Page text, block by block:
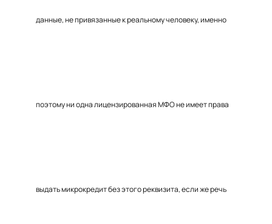
данные, не привязанные к реальному человеку, именно
поэтому ни одна лицензированная МФО не имеет права
выдать микрокредит без этого реквизита, если же речь